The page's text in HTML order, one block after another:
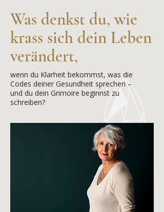
Was denkst du, wie
krass sich dein Leben
verändert,
wenn du Klarheit bekommst, was die
Codes deiner Gesundheit sprechen –
und du dein Grimoire beginnst zu
schreiben?